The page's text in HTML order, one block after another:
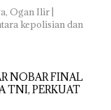
Ogan Ilir |
kepolisian dan
NOBAR FINAL
TNI, PERKUAT